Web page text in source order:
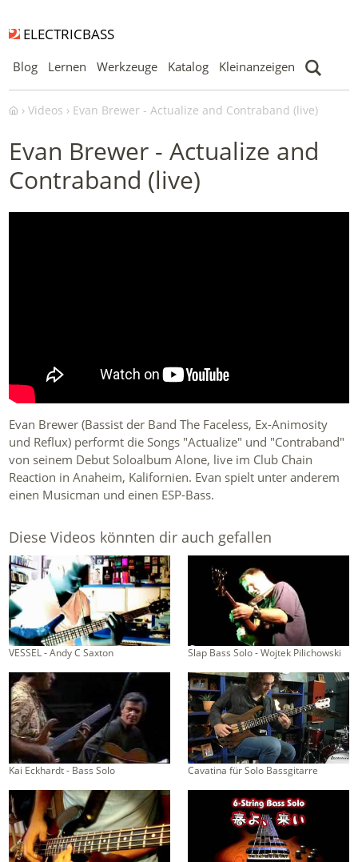
ELECTRICBASS
Blog Lernen Werkzeuge Katalog Kleinanzeigen
Videos Evan Brewer - Actualize and Contraband (live)
Evan Brewer - Actualize and
Contraband (live)
Evan Brewer (Bassist der Band The Faceless, Ex-Animosity
und Reflux) performt die Songs "Actualize" und "Contraband"
von seinem Debut Soloalbum Alone, live im Club Chain
Reaction in Anaheim, Kalifornien. Evan spielt unter anderem
einen Musicman und einen ESP-Bass.
Diese Videos könnten dir auch gefallen
VESSEL - Andy C Saxton Slap Bass Solo - Wojtek Pilichowski
Kai Eckhardt - Bass Solo Cavatina für Solo Bassgitarre